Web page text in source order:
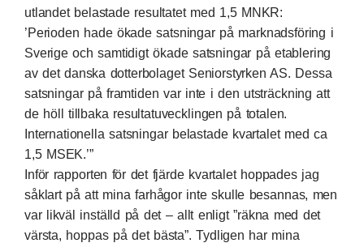
utlandet belastade resultatet med 1,5 MNKR:
’Perioden hade ökade satsningar på marknadsföring i
Sverige och samtidigt ökade satsningar på etablering
av det danska dotterbolaget Seniorstyrken AS. Dessa
satsningar på framtiden var inte i den utsträckning att
de höll tillbaka resultatuvecklingen på totalen.
Internationella satsningar belastade kvartalet med ca
1,5 MSEK.’”
Inför rapporten för det fjärde kvartalet hoppades jag
såklart på att mina farhågor inte skulle besannas, men
var likväl inställd på det – allt enligt ”räkna med det
värsta, hoppas på det bästa”. Tydligen har mina